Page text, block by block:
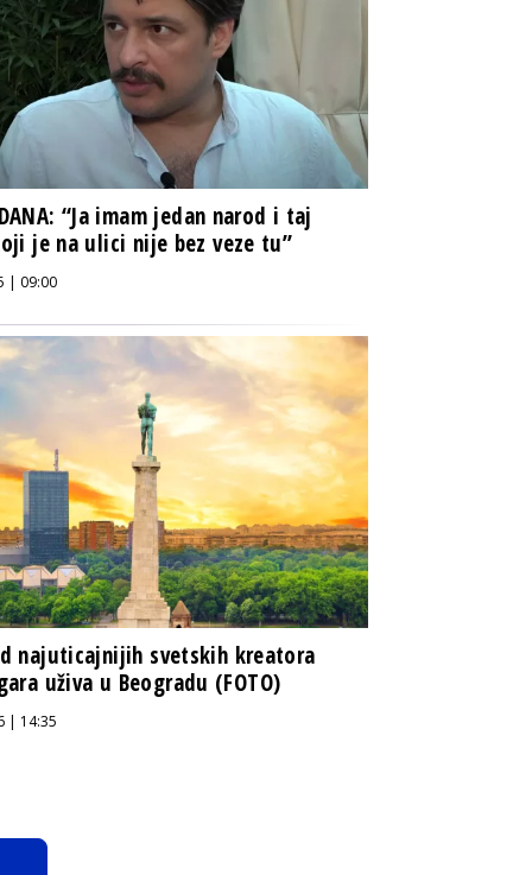
“Ja imam jedan narod i taj
je na ulici nije bez veze tu”
| 09:00
najuticajnijih svetskih kreatora
uživa u Beogradu (FOTO)
| 14:35